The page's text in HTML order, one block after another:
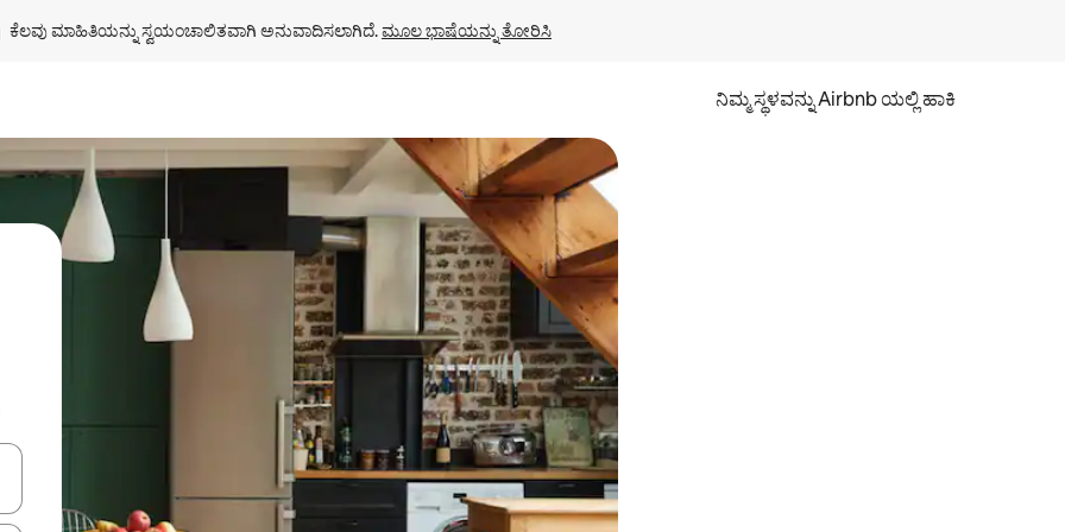
ಕೆಲವು ಮಾಹಿತಿಯನ್ನು ಸ್ವಯಂಚಾಲಿತವಾಗಿ ಅನುವಾದಿಸಲಾಗಿದೆ. ಮೂಲ ಭಾಷೆಯನ್ನು ತೋರಿಸಿ
ನಿಮ್ಮ ಸ್ಥಳವನ್ನು Airbnb ಯಲ್ಲಿ ಹಾಕಿ
ನ್ಯಾವಿಗೇಟ್ ಮಾಡಿ ಅಥವಾ ಸ್ಪರ್ಶ ಅಥವಾ ಸ್ವೈಪ್ ಗೆಸ್ಚರ್‌ಗಳ ಮೂಲಕ ಅನ್ವೇಷಿಸಿ.